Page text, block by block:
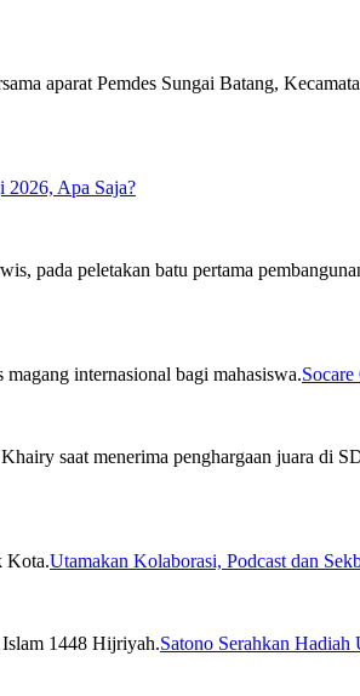
2026, Apa Saja?
Utamakan Kolaborasi, Podcast dan
Satono Serahkan